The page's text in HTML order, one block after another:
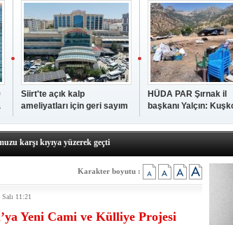
Siirt'te açık kalp
ameliyatları için geri sayım
HÜDA PAR Şırnak il
başkanı Yalçın:
dönmek istiyor
karşı kıyıya yüzerek geçti
fedakârlıklarıyla hayat kurtarıyor
Köyü sakinleri, köylerine dönmek
en büyük olumsuzluklardan biri de sanal
Yıllık Ana İsale Hattını Yeniliyor
Karakter boyutu :
11:21
Yeni Cami ve Külliye Projesi